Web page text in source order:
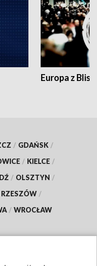
Europa z
/ GDAŃSK /
/ KIELCE /
/ OLSZTYN /
RZESZÓW /
/ WROCŁAW